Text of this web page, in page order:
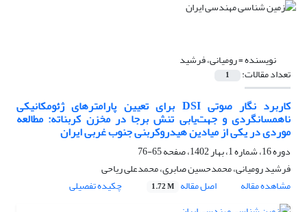
نویسنده =رومیانی، فرشید
تعداد مقالات: 1
کاربرد نگار صوتی DSI برای تعیین پارامترهای ژئومکانیکی
ناهمسانگردی و جهت‌یابی تنش برجا در مخزن کربناته: مطالعه
موردی در یکی از میادین هیدروکربنی جنوب غربی ایران
دوره 16، شماره 1، بهار 1402، صفحه
65-76
فرشید رومیانی، محمدحسین صابری، محمدعلی ریاحی
مشاهده مقاله
اصل مقاله 1.72 M چکیده تفصیلی